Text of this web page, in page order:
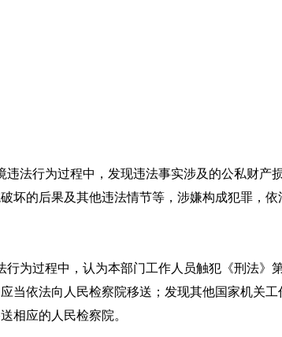
法行为过程中，发现违法事实涉及的公私财产
坏的后果及其他违法情节等，涉嫌构成犯罪，
为过程中，认为本部门工作人员触犯《刑法》
当依法向人民检察院移送；发现其他国家机关工
相应的人民检察院。